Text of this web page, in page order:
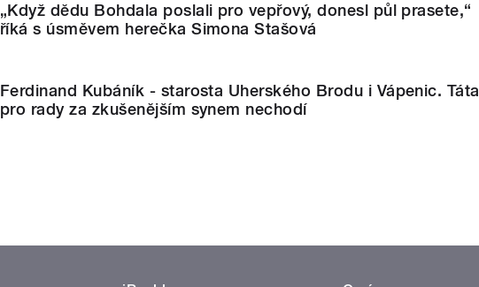
„Když dědu Bohdala poslali pro vepřový, donesl půl prasete,“
říká s úsměvem herečka Simona Stašová
Ferdinand Kubáník - starosta Uherského Brodu i Vápenic. Táta
pro rady za zkušenějším synem nechodí